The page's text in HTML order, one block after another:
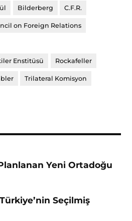
Bilderberg C.F.R.
on Foreign Relations
Enstitüsü Rockafeller
Trilateral Komisyon
Yeni Ortadoğu
Seçilmiş